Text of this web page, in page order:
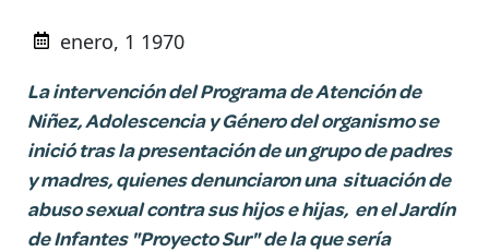
enero, 1 1970
La intervención del Programa de Atención de
Niñez, Adolescencia y Género del organismo se
inició tras la presentación de un grupo de padres
y madres, quienes denunciaron una situación de
abuso sexual contra sus hijos e hijas, en el Jardín
de Infantes "Proyecto Sur" de la que sería